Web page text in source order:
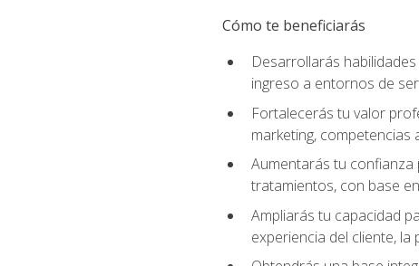
Cómo te beneficiarás
Desarrollarás
ingreso a entornos de
Fortalecerás tu valor
marketing, competencias
Aumentarás tu
tratamientos, con base
Ampliarás tu capacidad
experiencia del cliente,